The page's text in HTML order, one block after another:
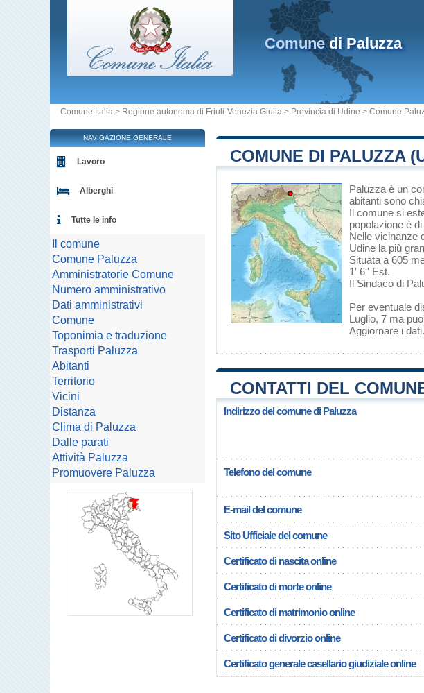
Comunedi Paluzza
Comune Italia > Regione autonoma di Friuli-Venezia Giulia > Provincia di Udine > Comune
COMUNE DI PALUZZA
Paluzza è un
abitanti sono
Il comune si
popolazione è
Nelle vicinanze
Udine la più
Situata a 605
1' 6'' Est.
Il Sindaco di
Per eventuale
Luglio, 7 ma
Aggiornare i dati.
CONTATTI DEL
Indirizzo del comune di Paluzza
Telefono del comune
E-mail del comune
Sito Ufficiale del comune
Certificato di nascita online
Certificato di morte online
Certificato di matrimonio online
Certificato di divorzio online
Certificato generale casellario giudiziale online
NAVIGAZIONE GENERALE
Lavoro
Alberghi
Tutte le info
Il comune
Comune Paluzza
Amministratorie Comune
Numero amministrativo
Dati amministrativi
Comune
Toponimia e traduzione
Trasporti Paluzza
Abitanti
Territorio
Vicini
Distanza
Clima di Paluzza
Dalle parati
Attività Paluzza
Promuovere Paluzza